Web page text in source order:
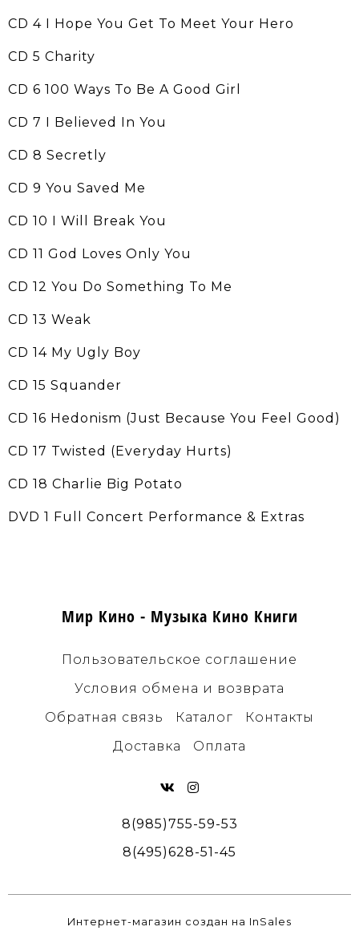
CD 4 I Hope You Get To Meet Your Hero
CD 5 Charity
CD 6 100 Ways To Be A Good Girl
CD 7 I Believed In You
CD 8 Secretly
CD 9 You Saved Me
CD 10 I Will Break You
CD 11 God Loves Only You
CD 12 You Do Something To Me
CD 13 Weak
CD 14 My Ugly Boy
CD 15 Squander
CD 16 Hedonism (Just Because You Feel Good)
CD 17 Twisted (Everyday Hurts)
CD 18 Charlie Big Potato
DVD 1 Full Concert Performance & Extras
Мир Кино - Музыка Кино Книги
Пользовательское соглашение
Условия обмена и возврата
Обратная связь
Каталог
Контакты
Доставка
Оплата
8(985)755-59-53
8(495)628-51-45
Интернет-магазин создан на InSales